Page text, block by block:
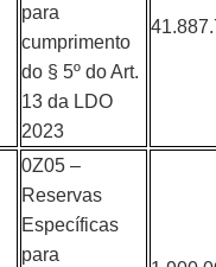
para
cumprimento
do § 5º do Art.
13 da LDO
2023
0Z05 –
Reservas
Específicas
para